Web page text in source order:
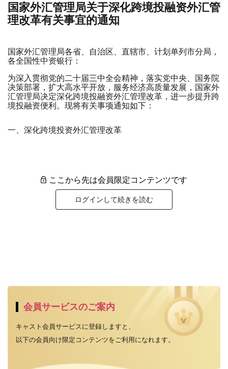
国家外汇管理局关于深化跨境投融资外汇管
理改革有关事宜的通知
国家外汇管理局各省、自治区、直辖市、计划单列市分局，
各全国性中资银行：
为深入贯彻党的二十届三中全会精神，落实党中央、国务院
决策部署，扩大高水平开放，服务经济高质量发展，国家外
汇管理局决定深化跨境投融资外汇管理改革，进一步提升跨
境投融资便利。现将有关事项通知如下：
一、深化跨境投资外汇管理改革
ここから先は会員限定コンテンツです
ログインして続きを読む
会員サービスのご案内
キャスト会員サービスに登録しますと、
以下の会員向け限定コンテンツをご利用になれます。